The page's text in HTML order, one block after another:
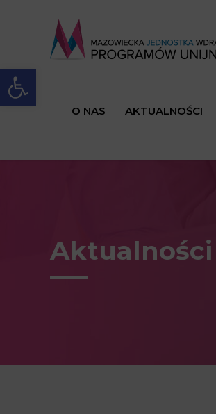
Open toolbar
O NAS AKTUALNOŚCI
Aktualności